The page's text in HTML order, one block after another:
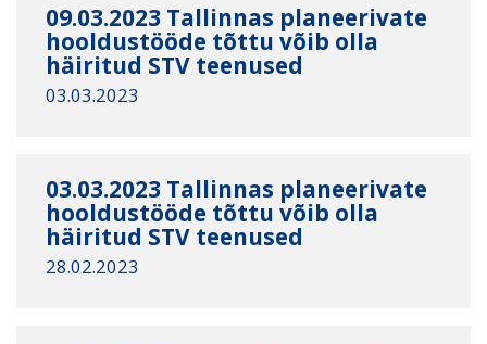
09.03.2023 Tallinnas planeerivate
hooldustööde tõttu võib olla
häiritud STV teenused
03.03.2023
03.03.2023 Tallinnas planeerivate
hooldustööde tõttu võib olla
häiritud STV teenused
28.02.2023